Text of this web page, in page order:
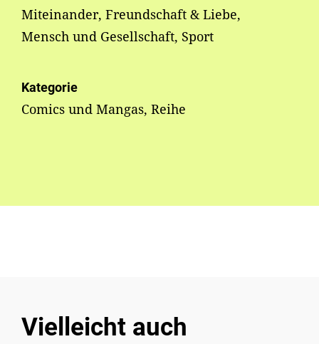
Miteinander, Freundschaft & Liebe,
Mensch und Gesellschaft, Sport
Kategorie
Comics und Mangas, Reihe
Vielleicht auch